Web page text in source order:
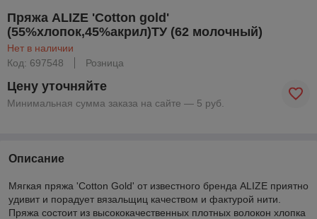
Пряжа ALIZE 'Cotton gold'
(55%хлопок,45%акрил)ТУ (62 молочный)
Нет в наличии
Код: 697548
Розница
Цену уточняйте
Минимальная сумма заказа на сайте — 5 руб.
Описание
Мягкая пряжа 'Cotton Gold' от известного бренда ALIZE приятно
удивит и порадует вязальщиц качеством и фактурой нити.
Пряжа состоит из высококачественных плотных волокон хлопка